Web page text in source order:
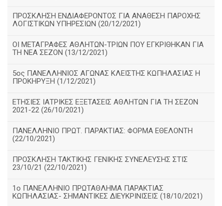
ΠΡΟΣΚΛΗΣΗ ΕΝΔΙΑΦΕΡΟΝΤΟΣ ΓΙΑ ΑΝΑΘΕΣΗ ΠΑΡΟΧΗΣ
ΛΟΓΙΣΤΙΚΩΝ ΥΠΗΡΕΣΙΩΝ (20/12/2021)
ΟΙ ΜΕΤΑΓΡΑΦΕΣ ΑΘΛΗΤΩΝ-ΤΡΙΩΝ ΠΟΥ ΕΓΚΡΙΘΗΚΑΝ ΓΙΑ
ΤΗ ΝΕΑ ΣΕΖΟΝ (13/12/2021)
5ος ΠΑΝΕΛΛΗΝΙΟΣ ΑΓΩΝΑΣ ΚΛΕΙΣΤΗΣ ΚΩΠΗΛΑΣΙΑΣ Η
ΠΡΟΚΗΡΥΞΗ (1/12/2021)
ΕΤΗΣΙΕΣ ΙΑΤΡΙΚΕΣ ΕΞΕΤΑΣΕΙΣ ΑΘΛΗΤΩΝ ΓΙΑ ΤΗ ΣΕΖΟΝ
2021-22 (26/10/2021)
ΠΑΝΕΛΛΗΝΙΟ ΠΡΩΤ. ΠΑΡΑΚΤΙΑΣ: ΦΟΡΜΑ ΕΘΕΛΟΝΤΗ
(22/10/2021)
ΠΡΟΣΚΛΗΣΗ ΤΑΚΤΙΚΗΣ ΓΕΝΙΚΗΣ ΣΥΝΕΛΕΥΣΗΣ ΣΤΙΣ
23/10/21 (22/10/2021)
1ο ΠΑΝΕΛΛΗΝΙΟ ΠΡΩΤΑΘΛΗΜΑ ΠΑΡΑΚΤΙΑΣ
ΚΩΠΗΛΑΣΙΑΣ- ΣΗΜΑΝΤΙΚΕΣ ΔΙΕΥΚΡΙΝΙΣΕΙΣ (18/10/2021)